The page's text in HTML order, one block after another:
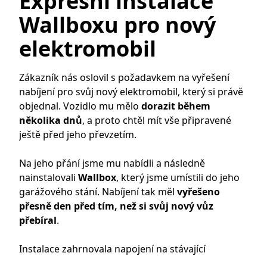
Wallboxu pro nový
elektromobil
Zákazník nás oslovil s požadavkem na vyřešení
nabíjení pro svůj nový elektromobil, který si právě
objednal. Vozidlo mu mělo dorazit během
několika dnů, a proto chtěl mít vše připravené
ještě před jeho převzetím.
Na jeho přání jsme mu nabídli a následně
nainstalovali Wallbox, který jsme umístili do jeho
garážového stání. Nabíjení tak měl vyřešeno
přesně den před tím, než si svůj nový vůz
přebíral.
Instalace zahrnovala napojení na stávající